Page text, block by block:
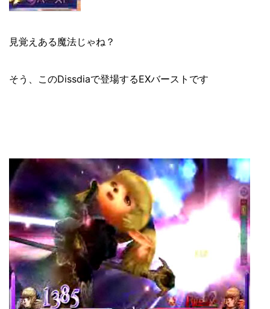
見覚えある魔法じゃね？
そう、このDissdiaで登場するEXバーストです